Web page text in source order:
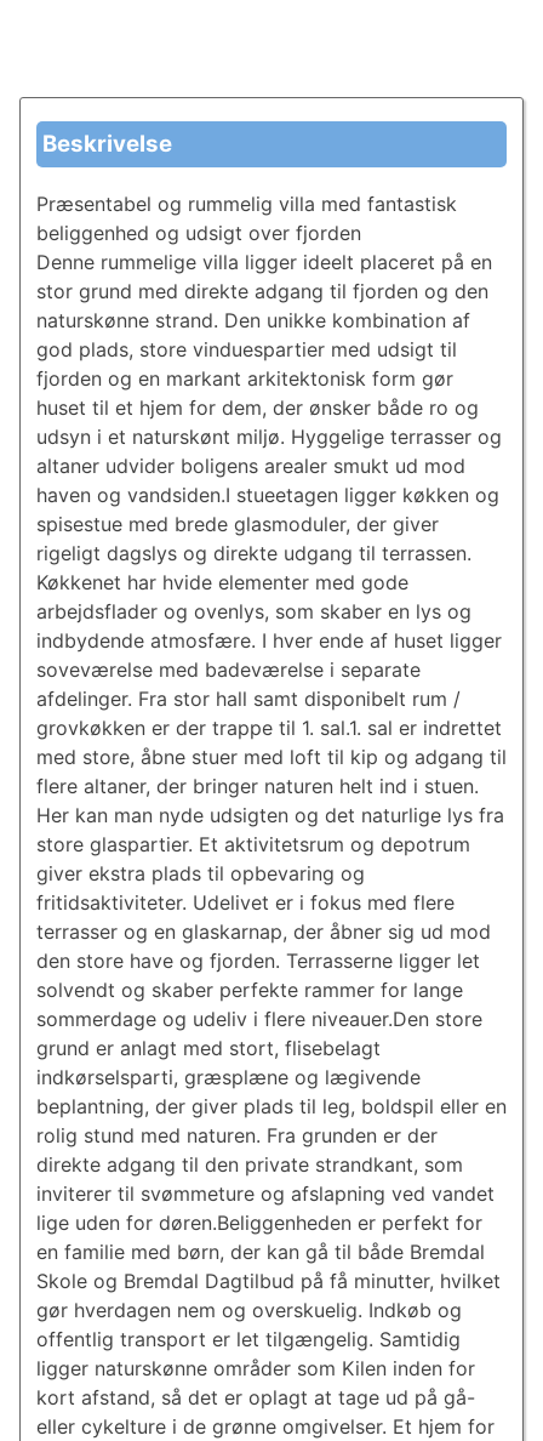
Beskrivelse
Præsentabel og rummelig villa med fantastisk
beliggenhed og udsigt over fjorden
Denne rummelige villa ligger ideelt placeret på en
stor grund med direkte adgang til fjorden og den
naturskønne strand. Den unikke kombination af
god plads, store vinduespartier med udsigt til
fjorden og en markant arkitektonisk form gør
huset til et hjem for dem, der ønsker både ro og
udsyn i et naturskønt miljø. Hyggelige terrasser og
altaner udvider boligens arealer smukt ud mod
haven og vandsiden.I stueetagen ligger køkken og
spisestue med brede glasmoduler, der giver
rigeligt dagslys og direkte udgang til terrassen.
Køkkenet har hvide elementer med gode
arbejdsflader og ovenlys, som skaber en lys og
indbydende atmosfære. I hver ende af huset ligger
soveværelse med badeværelse i separate
afdelinger. Fra stor hall samt disponibelt rum /
grovkøkken er der trappe til 1. sal.1. sal er indrettet
med store, åbne stuer med loft til kip og adgang til
flere altaner, der bringer naturen helt ind i stuen.
Her kan man nyde udsigten og det naturlige lys fra
store glaspartier. Et aktivitetsrum og depotrum
giver ekstra plads til opbevaring og
fritidsaktiviteter. Udelivet er i fokus med flere
terrasser og en glaskarnap, der åbner sig ud mod
den store have og fjorden. Terrasserne ligger let
solvendt og skaber perfekte rammer for lange
sommerdage og udeliv i flere niveauer.Den store
grund er anlagt med stort, flisebelagt
indkørselsparti, græsplæne og lægivende
beplantning, der giver plads til leg, boldspil eller en
rolig stund med naturen. Fra grunden er der
direkte adgang til den private strandkant, som
inviterer til svømmeture og afslapning ved vandet
lige uden for døren.Beliggenheden er perfekt for
en familie med børn, der kan gå til både Bremdal
Skole og Bremdal Dagtilbud på få minutter, hvilket
gør hverdagen nem og overskuelig. Indkøb og
offentlig transport er let tilgængelig. Samtidig
ligger naturskønne områder som Kilen inden for
kort afstand, så det er oplagt at tage ud på gå-
eller cykelture i de grønne omgivelser. Et hjem for